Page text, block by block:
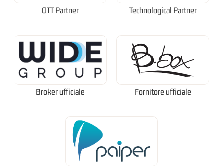
OTT Partner Technological Partner
Broker ufficiale Fornitore ufficiale